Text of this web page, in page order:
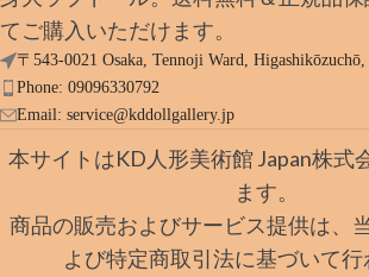
てご購入いただけます。
〒543-0021 Osaka, Tennoji Ward,
Phone: 09096330792
Email: service@kddollgallery.jp
本サイトはKD人形美術館 Japan株式
ます。
商品の販売およびサービス提供は、
よび特定商取引法に基づいて行